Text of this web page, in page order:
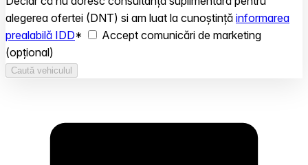
alegerea ofertei (DNT) si am luat la cunoștință informarea
prealabilă IDD*
Accept comunicări de marketing
(opțional)
Caută vehiculul